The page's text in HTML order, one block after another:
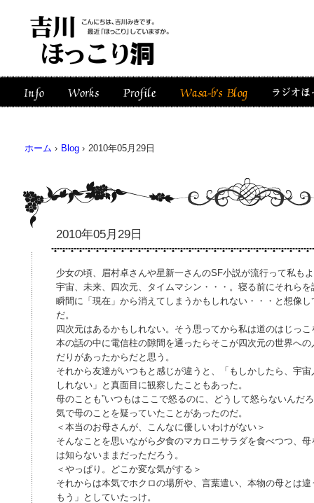
ホーム › Blog › 2010年05月29日
2010年05月29日
少女の頃、眉村卓さんや星新一さんのSF小説が流行って私も
宇宙、未来、四次元、タイムマシン・・・。寝る前にそれら
瞬間に「現在」から消えてしまうかもしれない・・・と想像
だ。
四次元はあるかもしれない。そう思ってから私は道のはじっ
本の話の中に電信柱の隙間を通ったらそこが四次元の世界へ
だりがあったからだと思う。
それから友達がいつもと感じが違うと、「もしかしたら、宇
しれない」と真面目に観察したこともあった。
母のことも”いつもはここで怒るのに、どうして怒らないんだ
気で母のことを疑っていたことがあったのだ。
＜本当のお母さんが、こんなに優しいわけがない＞
そんなことを思いながら夕食のマカロニサラダを食べつつ、
は知らないままだっただろう。
＜やっぱり。どこか変な気がする＞
それからは本気でホクロの場所や、言葉遣い、本物の母とは
もう」としていたっけ。